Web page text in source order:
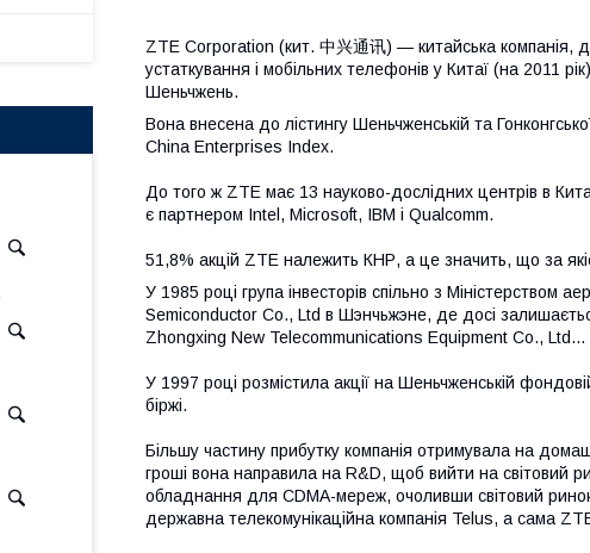
ZTE Corporation (кит. 中兴通讯) — китайська компанія,
устаткування і мобільних телефонів у Китаї (на 2011
Шеньчжень.
Вона внесена до лістингу Шеньчженській та
China Enterprises Index.
До того ж ZTE має 13 науково-дослідних центрів в
є партнером Intel, Microsoft, IBM і Qualcomm.
51,8% акцій ZTE належить КНР, а це значить, що за
У 1985 році група інвесторів спільно з Міністерством
Semiconductor Co., Ltd в Шэнчьжэне, де досі
Zhongxing New Telecommunications Equipment Co.,
У 1997 році розмістила акції на Шеньчженській
біржі.
Більшу частину прибутку компанія отримувала на
гроші вона направила на R&D, щоб вийти на світовий
обладнання для CDMA-мереж, очоливши світовий ринок
державна телекомунікаційна компанія Telus, а сама